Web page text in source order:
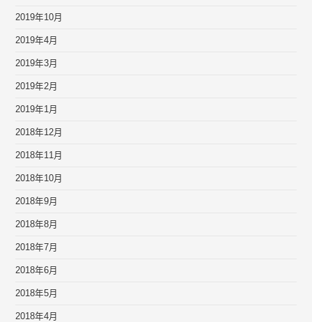
2019年10月
2019年4月
2019年3月
2019年2月
2019年1月
2018年12月
2018年11月
2018年10月
2018年9月
2018年8月
2018年7月
2018年6月
2018年5月
2018年4月